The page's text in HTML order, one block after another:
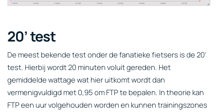
20’ test
De meest bekende test onder de fanatieke fietsers is de 20’
test. Hierbij wordt 20 minuten voluit gereden. Het
gemiddelde wattage wat hier uitkomt wordt dan
vermenigvuldigd met 0,95 om FTP te bepalen. In theorie kan
FTP een uur volgehouden worden en kunnen trainingszones